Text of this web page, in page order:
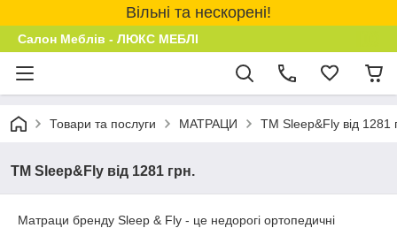
Вільні та нескорені!
Салон Меблів - ЛЮКС МЕБЛІ
Товари та послуги МАТРАЦИ ТМ Sleep&Fly від 1281
ТМ Sleep&Fly від 1281 грн.
Матраци бренду Sleep & Fly - це недорогі ортопедичні